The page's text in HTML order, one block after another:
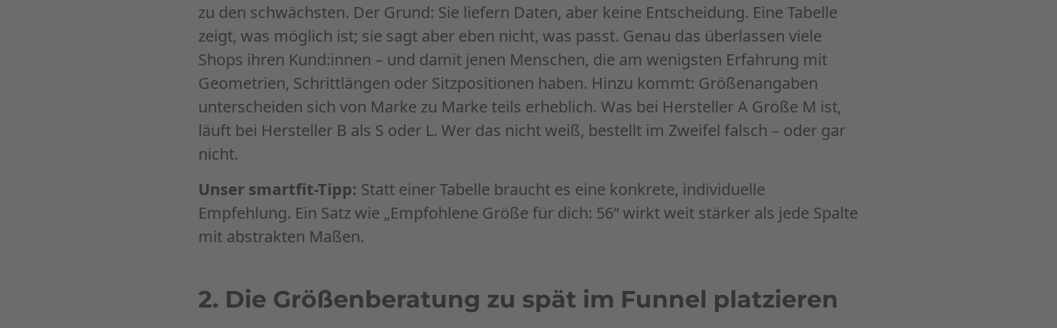
zu den schwächsten. Der Grund: Sie liefern Daten, aber keine Entscheidung. Eine Tabelle
zeigt, was möglich ist; sie sagt aber eben nicht, was passt. Genau das überlassen viele
Shops ihren Kund:innen – und damit jenen Menschen, die am wenigsten Erfahrung mit
Geometrien, Schrittlängen oder Sitzpositionen haben. Hinzu kommt: Größenangaben
unterscheiden sich von Marke zu Marke teils erheblich. Was bei Hersteller A Größe M ist,
läuft bei Hersteller B als S oder L. Wer das nicht weiß, bestellt im Zweifel falsch – oder gar
nicht.
Unser smartfit-Tipp: Statt einer Tabelle braucht es eine konkrete, individuelle
Empfehlung. Ein Satz wie „Empfohlene Größe für dich: 56“ wirkt weit stärker als jede Spalte
mit abstrakten Maßen.
2. Die Größenberatung zu spät im Funnel platzieren